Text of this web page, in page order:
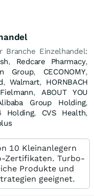
Einzelhandel:
, Redcare Pharmacy,
Group, CECONOMY,
,Walmart, HORNBACH
Fielmann, ABOUT YOU
Group Holding,
Holding, CVS Health,
10 Kleinanlegern
Zertifikaten. Turbo-
Produkte und
geeignet.